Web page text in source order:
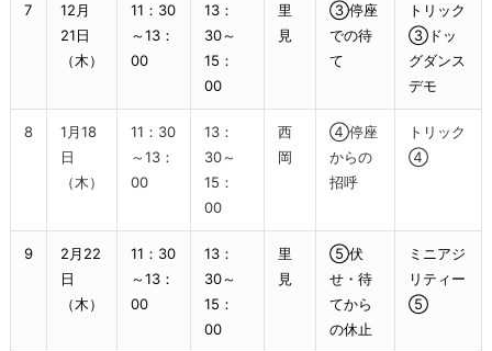
7
12月
21日
（木）
11：30
～13：
00
13：
30～
15：
00
里
見
③停座
での待
て
トリック
③ドッ
グダンス
デモ
8
1月18
日
（木）
11：30
～13：
00
13：
30～
15：
00
西
岡
④停座
からの
招呼
トリック
④
9
2月22
日
（木）
11：30
～13：
00
13：
30～
15：
00
里
見
⑤伏
せ・待
てから
の休止
ミニアジ
リティー
⑤